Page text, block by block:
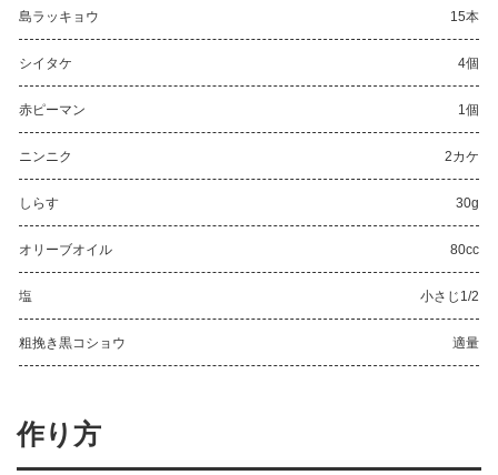
島ラッキョウ 15本
シイタケ 4個
赤ピーマン 1個
ニンニク 2カケ
しらす 30g
オリーブオイル 80cc
塩 小さじ1/2
粗挽き黒コショウ 適量
作り方